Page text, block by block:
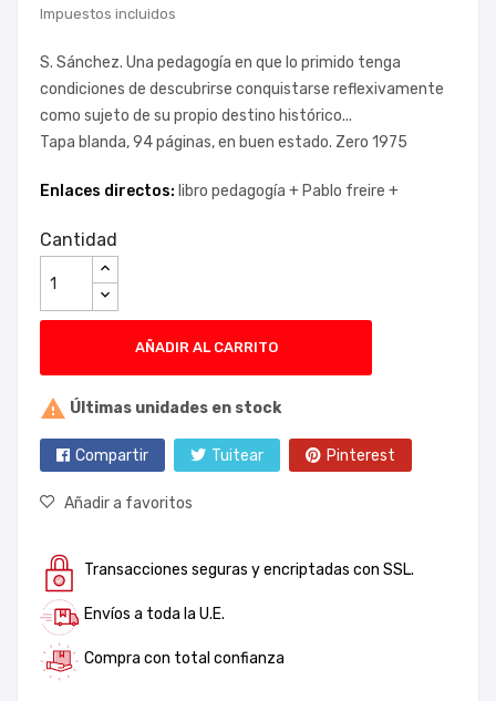
Impuestos incluidos
S. Sánchez. Una pedagogía en que lo primido tenga
condiciones de descubrirse conquistarse reflexivamente
como sujeto de su propio destino histórico...
Tapa blanda, 94 páginas, en buen estado. Zero 1975
Enlaces directos: libro pedagogía + Pablo freire +
Cantidad
AÑADIR AL CARRITO
 Últimas unidades en stock
Compartir Tuitear Pinterest
Añadir a favoritos
Transacciones seguras y encriptadas con SSL.
Envíos a toda la U.E.
Compra con total confianza